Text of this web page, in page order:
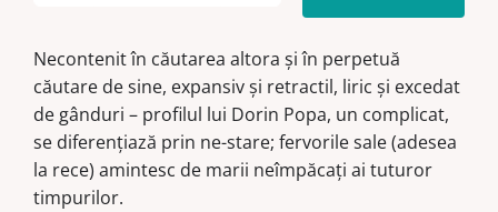
de
ani.
Poveste
din
era
Necontenit în căutarea altora şi în perpetuă
căutare de sine, expansiv şi retractil, liric şi excedat
de gânduri – profilul lui Dorin Popa, un complicat,
se diferenţiază prin ne-stare; fervorile sale (adesea
la rece) amintesc de marii neîmpăcaţi ai tuturor
timpurilor.